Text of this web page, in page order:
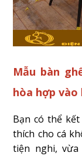
Mẫu bàn
hòa hợp
Bạn có thể
thích cho cá
tiện nghi,